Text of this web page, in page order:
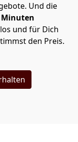
Und die
Minuten
und für Dich
den Preis.